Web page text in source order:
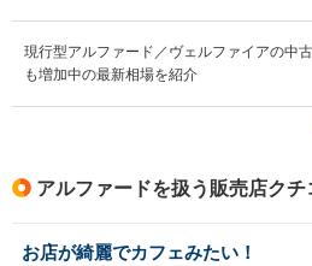
現行型アルファード／ヴェルファイアの中
も増加中の最新相場を紹介
アルファードを扱う販売店クチ
お店が綺麗でカフェみたい！